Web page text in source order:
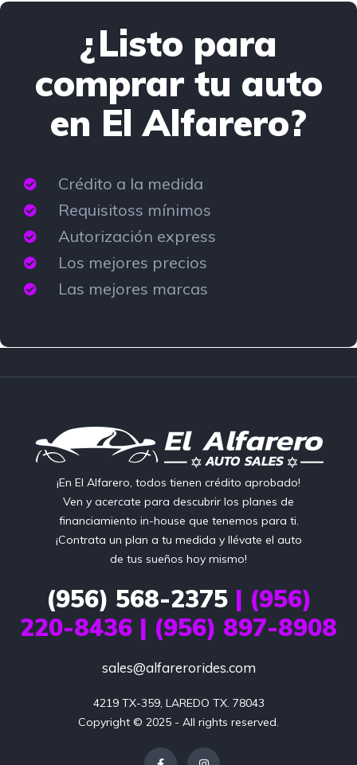
¿Listo para
comprar tu auto
en El Alfarero?
Crédito a la medida
Requisitoss mínimos
Autorización express
Los mejores precios
Las mejores marcas
¡En El Alfarero, todos tienen crédito aprobado!
Ven y acercate para descubrir los planes de
financiamiento in-house que tenemos para ti.
¡Contrata un plan a tu medida y llévate el auto
de tus sueños hoy mismo!
(956) 568-2375| (956)
220-8436 | (956) 897-8908
sales@alfarerorides.com
4219 TX-359, LAREDO TX. 78043
Copyright © 2025 - All rights reserved.